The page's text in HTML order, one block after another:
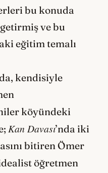
bu konuda
ve bu
eğitim temalı
kendisiyle
köyündeki
Kan Davası’nda iki
bitiren Ömer
öğretmen